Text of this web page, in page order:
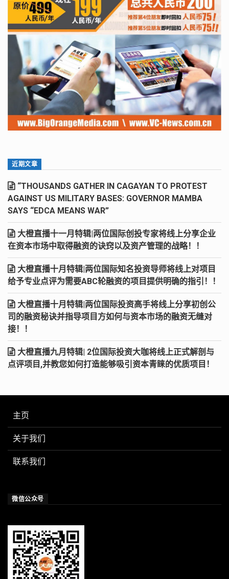
近期文章
“THOUSANDS GATHER IN CAGAYAN TO PROTEST
AGAINST US MILITARY BASES: GOVERNOR MAMBA
SAYS “EDCA MEANS WAR”
大橙直播十一月特辑|两位国际创投专家将线上分享企业
在资本市场中取得融资的诀窍以及资产管理的战略！！
大橙直播十月特辑|两位国际知名投资导师将线上对项目
给予专业点评为需要ABC轮融资的项目提供明确的指引！！
大橙直播十月特辑|两位国际投资高手将线上分享初创公
司的融资秘诀并指导项目方如何与资本市场的融资无缝对
接！！
大橙直播九月特辑| 2位国际投资大咖将线上正式解剖与
点评项目,并教您如何打造能够吸引资本青睐的优质项目！
主页
关于我们
联系我们
微信公众号